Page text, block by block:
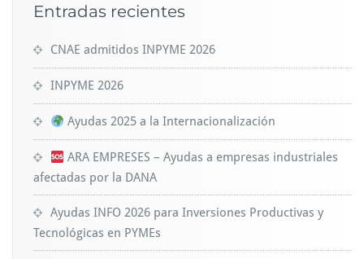
Entradas recientes
CNAE admitidos INPYME 2026
INPYME 2026
Ayudas 2025 a la Internacionalización
ARA EMPRESES – Ayudas a empresas industriales
afectadas por la DANA
Ayudas INFO 2026 para Inversiones Productivas y
Tecnológicas en PYMEs